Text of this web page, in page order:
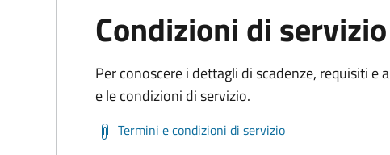
Condizioni di servizio
Per conoscere i dettagli di scadenze, requisiti
e le condizioni di servizio.
Termini e condizioni di servizio